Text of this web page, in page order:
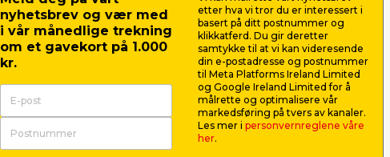
nyhetsbrev og vær med
i vår månedlige trekning
om et gavekort på 1.000
kr.
etter hva vi tror du er interessert i
basert på ditt postnummer og
klikkatferd. Du gir deretter
samtykke til at vi kan videresende
din e-postadresse og postnummer
til Meta Platforms Ireland Limited
og Google Ireland Limited for å
målrette og optimalisere vår
markedsføring på tvers av kanaler.
Les mer i personvernreglene våre
her.